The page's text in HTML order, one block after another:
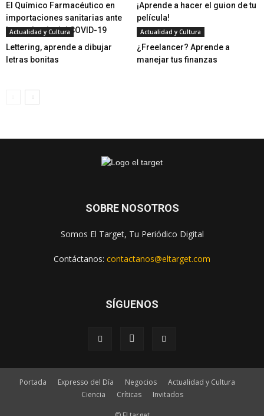
El Químico Farmacéutico en
importaciones sanitarias ante
la pandemia del COVID-19
¡Aprende a hacer el guion de tu
película!
Actualidad y Cultura
Lettering, aprende a dibujar
letras bonitas
Actualidad y Cultura
¿Freelancer? Aprende a
manejar tus finanzas
SOBRE NOSOTROS
Somos El Target, Tu Periódico Digital
Contáctanos: contactanos@eltarget.com
SÍGUENOS
Portada Expresso del Día Negocios
Actualidad y Cultura
Ciencia
Críticas Invitados